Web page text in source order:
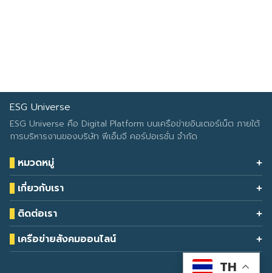
Search
for:
ESG Universe
ESG Universe คือ Digital Platform บนเครือข่ายอินเตอร์เน็ต ภายใต้
การบริหารงานของบริษัท พีเอ็มจี คอร์ปอเรชั่น จำกัด
หมวดหมู่
Health & Wellness
Eco Icon
ESG Data
Climate Change
ESG Report
เกี่ยวกับเรา
Our Services
About Us
Contact Us
ติดต่อเรา
โทรศัพท์: 090-549-2524
เครือข่ายสังคมออนไลน์
TH